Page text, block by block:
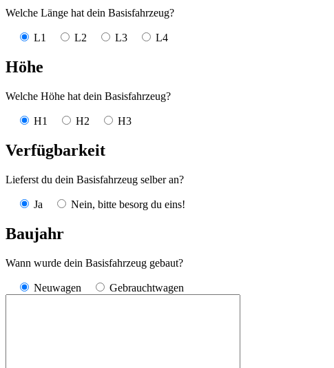
Welche Länge hat dein Basisfahrzeug?
L1 L2 L3 L4
Höhe
Welche Höhe hat dein Basisfahrzeug?
H1 H2 H3
Verfügbarkeit
Lieferst du dein Basisfahrzeug selber an?
Ja Nein, bitte besorg du eins!
Baujahr
Wann wurde dein Basisfahrzeug gebaut?
Neuwagen Gebrauchtwagen